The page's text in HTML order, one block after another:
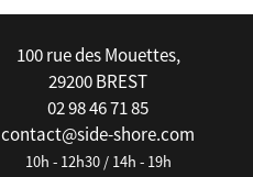
100 rue des Mouettes,
29200 BREST
02 98 46 71 85
contact@side-shore.com
10h - 12h30 / 14h - 19h